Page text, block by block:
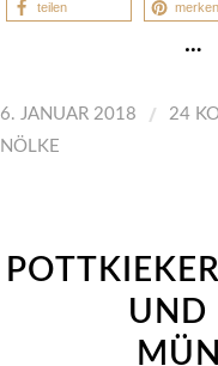
teilen merken
…
6. JANUAR 2018 / 24
NÖLKE
UND